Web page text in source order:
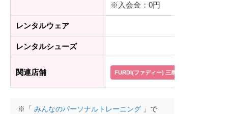
※入会金：0円
レンタルウェア
レンタルシューズ
関連店舗 FURDI(ファディー) 三島広小路店
※「 みんなのパーソナルトレーニング 」で